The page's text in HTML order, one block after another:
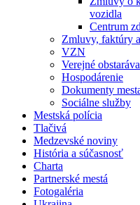
vozidla
Centrum
Zmluvy, faktúry
VZN
Verejné
Hospodárenie
Dokumenty
Sociálne služby
Mestská polícia
Tlačivá
Medzevské noviny
História a súčasnosť
Charta
Partnerské mestá
Fotogaléria